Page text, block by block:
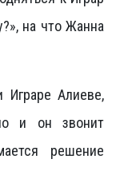
на что Жанна
Играре Алиеве,
и он звонит
решение